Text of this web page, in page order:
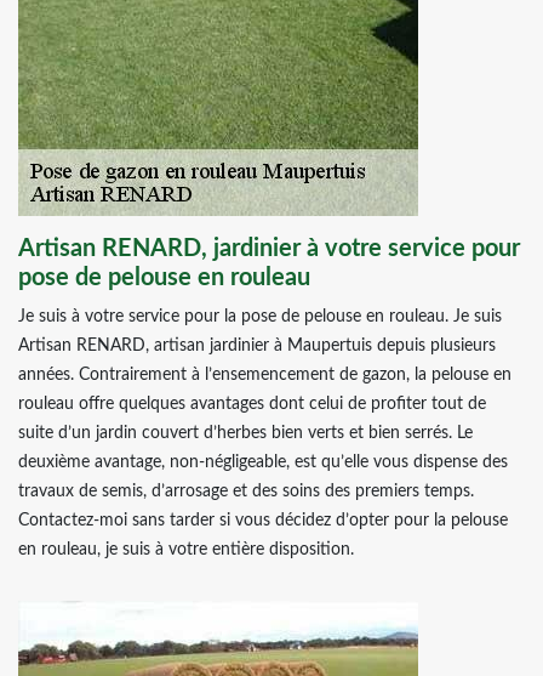
Artisan RENARD, jardinier à votre service pour
pose de pelouse en rouleau
Je suis à votre service pour la pose de pelouse en rouleau. Je suis
Artisan RENARD, artisan jardinier à Maupertuis depuis plusieurs
années. Contrairement à l’ensemencement de gazon, la pelouse en
rouleau offre quelques avantages dont celui de profiter tout de
suite d’un jardin couvert d’herbes bien verts et bien serrés. Le
deuxième avantage, non-négligeable, est qu’elle vous dispense des
travaux de semis, d’arrosage et des soins des premiers temps.
Contactez-moi sans tarder si vous décidez d’opter pour la pelouse
en rouleau, je suis à votre entière disposition.